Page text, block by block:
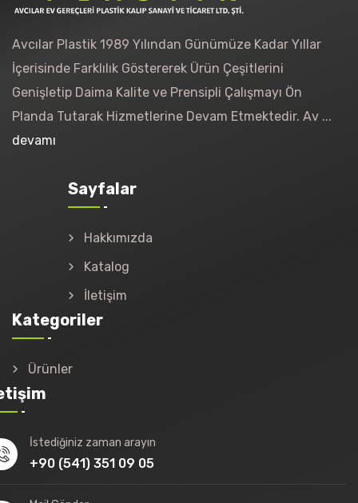
Avcılar Plastik 1989 Yılından Günümüze Kadar Yıllar
İçerisinde Farklılık Göstererek Ürün Çeşitlerini
Genişletip Daima Kalite ve Prensipli Çalışmayı Ön
Planda Tutarak Hizmetlerine Devam Etmektedir. Av ...
devamı
Sayfalar
Hakkımızda
Katalog
İletişim
Kategoriler
Ürünler
İstediğiniz zaman arayın
+90 (541) 351 09 05